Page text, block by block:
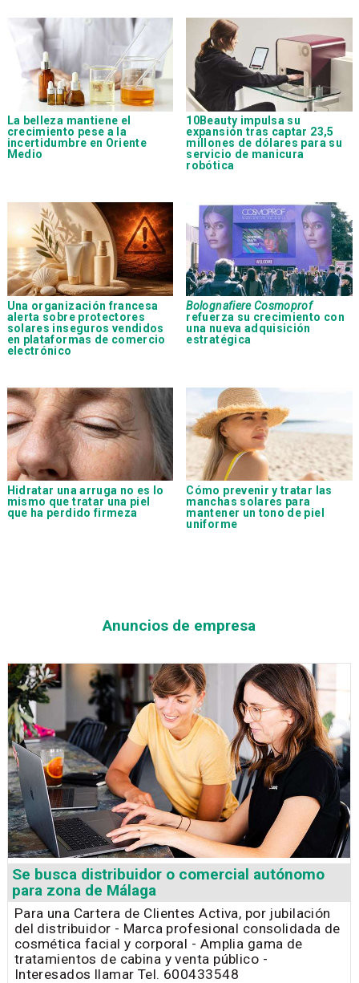
La belleza mantiene el
crecimiento pese a la
incertidumbre en Oriente
Medio
10Beauty impulsa su
expansión tras captar 23,5
millones de dólares para su
servicio de manicura
robótica
Una organización francesa
alerta sobre protectores
solares inseguros vendidos
en plataformas de comercio
electrónico
Bolognafiere Cosmoprof
refuerza su crecimiento con
una nueva adquisición
estratégica
Hidratar una arruga no es lo
mismo que tratar una piel
que ha perdido firmeza
Cómo prevenir y tratar las
manchas solares para
mantener un tono de piel
uniforme
Anuncios de empresa
Se busca distribuidor o comercial autónomo
para zona de Málaga
Para una Cartera de Clientes Activa, por jubilación
del distribuidor - Marca profesional consolidada de
cosmética facial y corporal - Amplia gama de
tratamientos de cabina y venta público -
Interesados llamar Tel. 600433548